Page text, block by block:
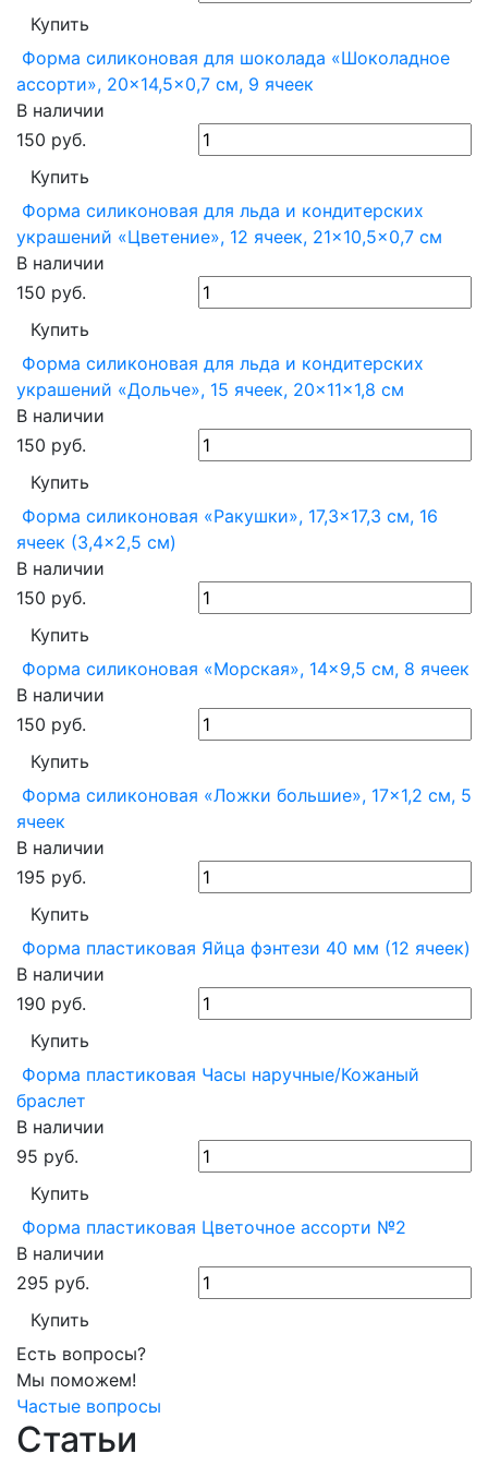
Купить
Форма силиконовая для шоколада «Шоколадное
ассорти», 20×14,5×0,7 см, 9 ячеек
В наличии
150 руб.
Купить
Форма силиконовая для льда и кондитерских
украшений «Цветение», 12 ячеек, 21×10,5×0,7 см
В наличии
150 руб.
Купить
Форма силиконовая для льда и кондитерских
украшений «Дольче», 15 ячеек, 20×11×1,8 см
В наличии
150 руб.
Купить
Форма силиконовая «Ракушки», 17,3×17,3 см, 16
ячеек (3,4×2,5 см)
В наличии
150 руб.
Купить
Форма силиконовая «Морская», 14×9,5 см, 8 ячеек
В наличии
150 руб.
Купить
Форма силиконовая «Ложки большие», 17×1,2 см, 5
ячеек
В наличии
195 руб.
Купить
Форма пластиковая Яйца фэнтези 40 мм (12 ячеек)
В наличии
190 руб.
Купить
Форма пластиковая Часы наручные/Кожаный
браслет
В наличии
95 руб.
Купить
Форма пластиковая Цветочное ассорти №2
В наличии
295 руб.
Купить
Есть вопросы?
Мы поможем!
Частые вопросы
Статьи